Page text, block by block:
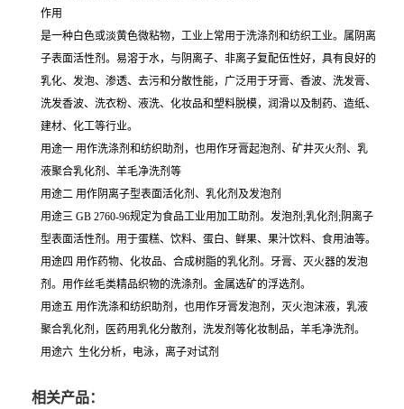
作用
是一种白色或淡黄色微粘物，工业上常用于洗涤剂和纺织工业。属阴离
子表面活性剂。易溶于水，与阴离子、非离子复配伍性好，具有良好的
乳化、发泡、渗透、去污和分散性能，广泛用于牙膏、香波、洗发膏、
洗发香波、洗衣粉、液洗、化妆品和塑料脱模，润滑以及制药、造纸、
建材、化工等行业。
用途一 用作洗涤剂和纺织助剂，也用作牙膏起泡剂、矿井灭火剂、乳
液聚合乳化剂、羊毛净洗剂等
用途二 用作阴离子型表面活化剂、乳化剂及发泡剂
用途三 GB 2760-96规定为食品工业用加工助剂。发泡剂;乳化剂;阴离子
型表面活性剂。用于蛋糕、饮料、蛋白、鲜果、果汁饮料、食用油等。
用途四 用作药物、化妆品、合成树脂的乳化剂。牙膏、灭火器的发泡
剂。用作丝毛类精品织物的洗涤剂。金属选矿的浮选剂。
用途五 用作洗涤和纺织助剂，也用作牙膏发泡剂，灭火泡沫液，乳液
聚合乳化剂，医药用乳化分散剂，洗发剂等化妆制品，羊毛净洗剂。
用途六 生化分析，电泳，离子对试剂
相关产品：